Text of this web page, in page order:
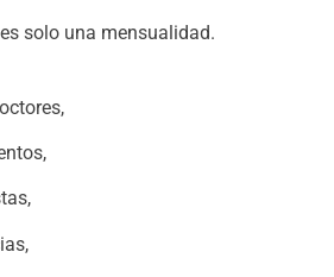
solo una mensualidad.